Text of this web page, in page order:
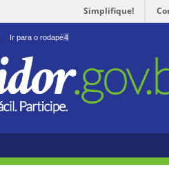
Simplifique!
Ir para o rodapé4